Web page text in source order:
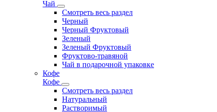
Чай
Смотреть весь раздел
Черный
Черный Фруктовый
Зеленый
Зеленый Фруктовый
Фруктово-травяной
Чай в подарочной упаковке
Кофе
Кофе
Смотреть весь раздел
Натуральный
Растворимый